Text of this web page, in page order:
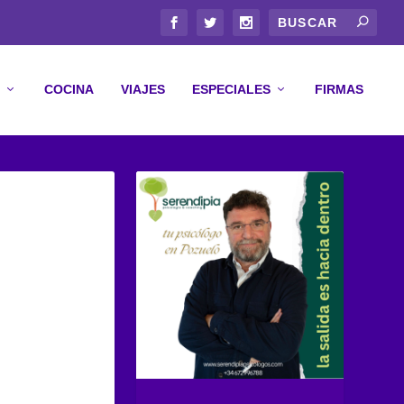
COCINA VIAJES ESPECIALES FIRMAS